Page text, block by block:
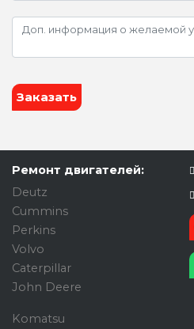
Заказать
Ремонт двигателей:
Deutz
Cummins
Perkins
Volvo
Caterpillar
John Deere
Komatsu